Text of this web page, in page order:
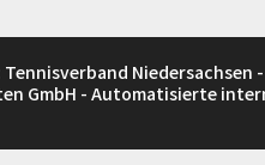
Niedersachsen -
GmbH - Automatisierte